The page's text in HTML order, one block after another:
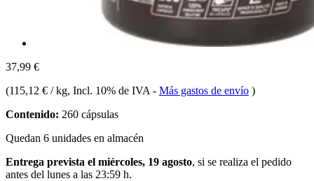
37,99 €
(115,12 € / kg, Incl. 10% de IVA - Más gastos de envío )
Contenido: 260 cápsulas
Quedan 6 unidades en almacén
Entrega prevista el miércoles, 19 agosto, si se realiza el pedido
antes del lunes a las 23:59 h.